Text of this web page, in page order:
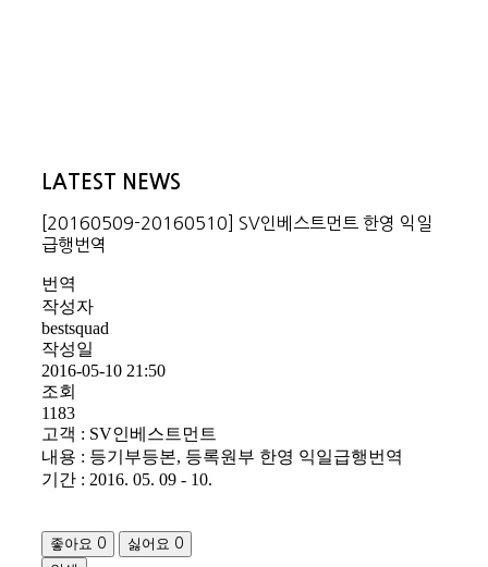
LATEST NEWS
[20160509-20160510] SV인베스트먼트 한영 익일
급행번역
번역
작성자
bestsquad
작성일
2016-05-10 21:50
조회
1183
고객 : SV인베스트먼트
내용 : 등기부등본, 등록원부 한영 익일급행번역
기간 : 2016. 05. 09 - 10.
좋아요 0 싫어요 0